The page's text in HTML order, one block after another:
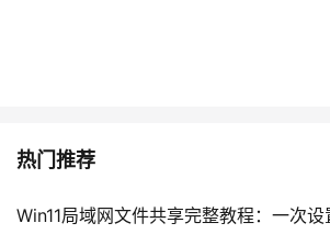
热门推荐
Win11局域网文件共享完整教程：一次